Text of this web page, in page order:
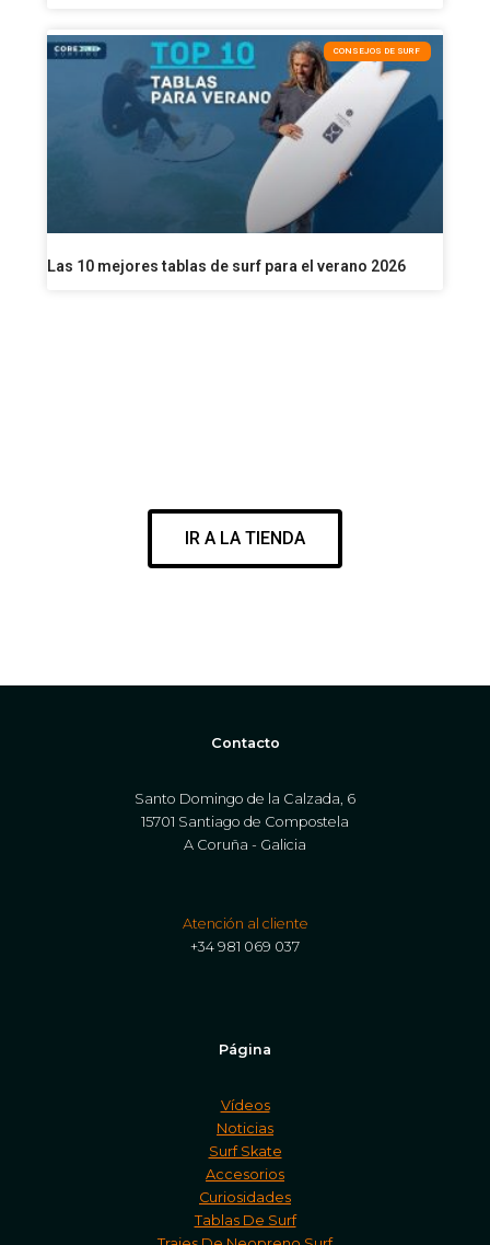
CONSEJOS DE SURF
Las 10 mejores tablas de surf para el verano 2026
IR A LA TIENDA
Contacto
Santo Domingo de la Calzada, 6
15701 Santiago de Compostela
A Coruña - Galicia
Atención al cliente
+34 981 069 037
Página
Vídeos
Noticias
Surf Skate
Accesorios
Curiosidades
Tablas De Surf